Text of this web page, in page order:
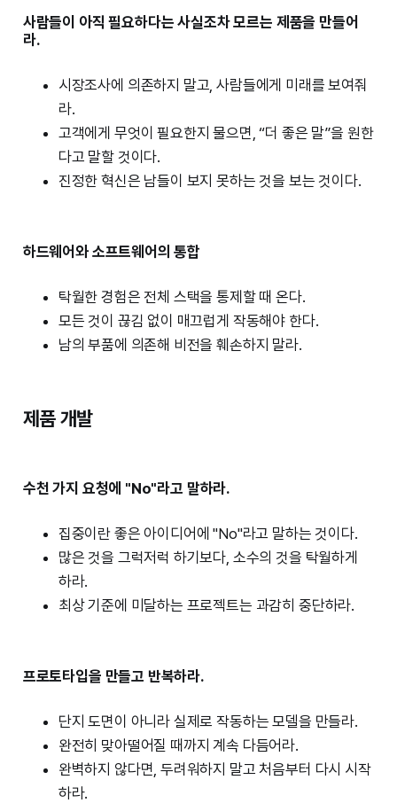
사람들이 아직 필요하다는 사실조차 모르는 제품을 만들어
라.
시장조사에 의존하지 말고, 사람들에게 미래를 보여줘
라.
고객에게 무엇이 필요한지 물으면, “더 좋은 말”을 원한
다고 말할 것이다.
진정한 혁신은 남들이 보지 못하는 것을 보는 것이다.
하드웨어와 소프트웨어의 통합
탁월한 경험은 전체 스택을 통제할 때 온다.
모든 것이 끊김 없이 매끄럽게 작동해야 한다.
남의 부품에 의존해 비전을 훼손하지 말라.
제품 개발
수천 가지 요청에 "No"라고 말하라.
집중이란 좋은 아이디어에 "No"라고 말하는 것이다.
많은 것을 그럭저럭 하기보다, 소수의 것을 탁월하게
하라.
최상 기준에 미달하는 프로젝트는 과감히 중단하라.
프로토타입을 만들고 반복하라.
단지 도면이 아니라 실제로 작동하는 모델을 만들라.
완전히 맞아떨어질 때까지 계속 다듬어라.
완벽하지 않다면, 두려워하지 말고 처음부터 다시 시작
하라.